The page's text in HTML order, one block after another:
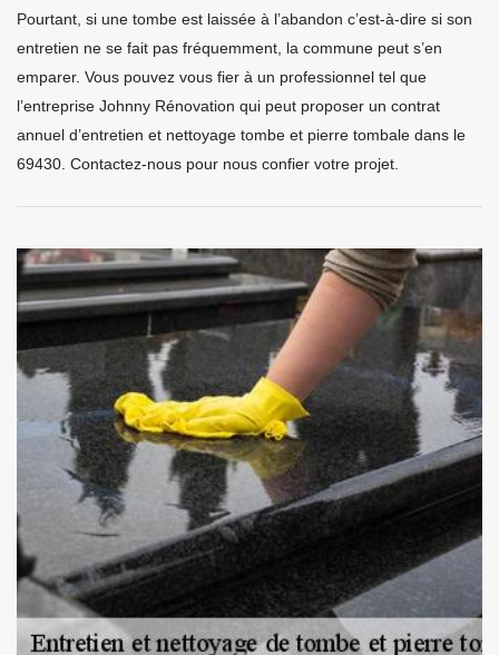
Pourtant, si une tombe est laissée à l’abandon c’est-à-dire si son
entretien ne se fait pas fréquemment, la commune peut s’en
emparer. Vous pouvez vous fier à un professionnel tel que
l’entreprise Johnny Rénovation qui peut proposer un contrat
annuel d’entretien et nettoyage tombe et pierre tombale dans le
69430. Contactez-nous pour nous confier votre projet.